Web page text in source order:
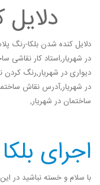
دلایل کنده شدن بلکا-رنگ
در شهریار,استاد کار نقاشی
دیواری در شهریار,رنگ کردن
در شهریار,آدرس نقاش
ساختمان در شهریار,
اجرای بلکا
با سلام و خسته نباشید در